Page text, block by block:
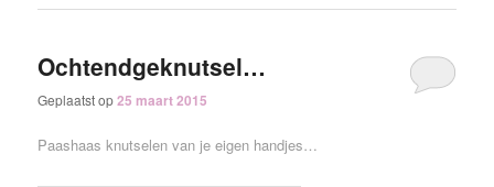
Ochtendgeknutsel…
Geplaatst op25 maart 2015
Paashaas knutselen van je eigen handjes…